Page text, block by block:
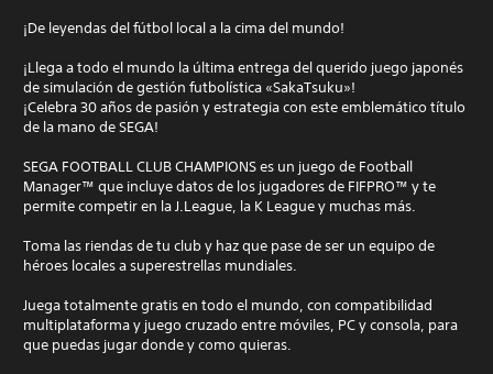
¡De leyendas del fútbol local a la cima del mundo!
¡Llega a todo el mundo la última entrega del querido juego japonés
de simulación de gestión futbolística «SakaTsuku»!
¡Celebra 30 años de pasión y estrategia con este emblemático título
de la mano de SEGA!
SEGA FOOTBALL CLUB CHAMPIONS es un juego de Football
Manager™ que incluye datos de los jugadores de FIFPRO™ y te
permite competir en la J.League, la K League y muchas más.
Toma las riendas de tu club y haz que pase de ser un equipo de
héroes locales a superestrellas mundiales.
Juega totalmente gratis en todo el mundo, con compatibilidad
multiplataforma y juego cruzado entre móviles, PC y consola, para
que puedas jugar donde y como quieras.